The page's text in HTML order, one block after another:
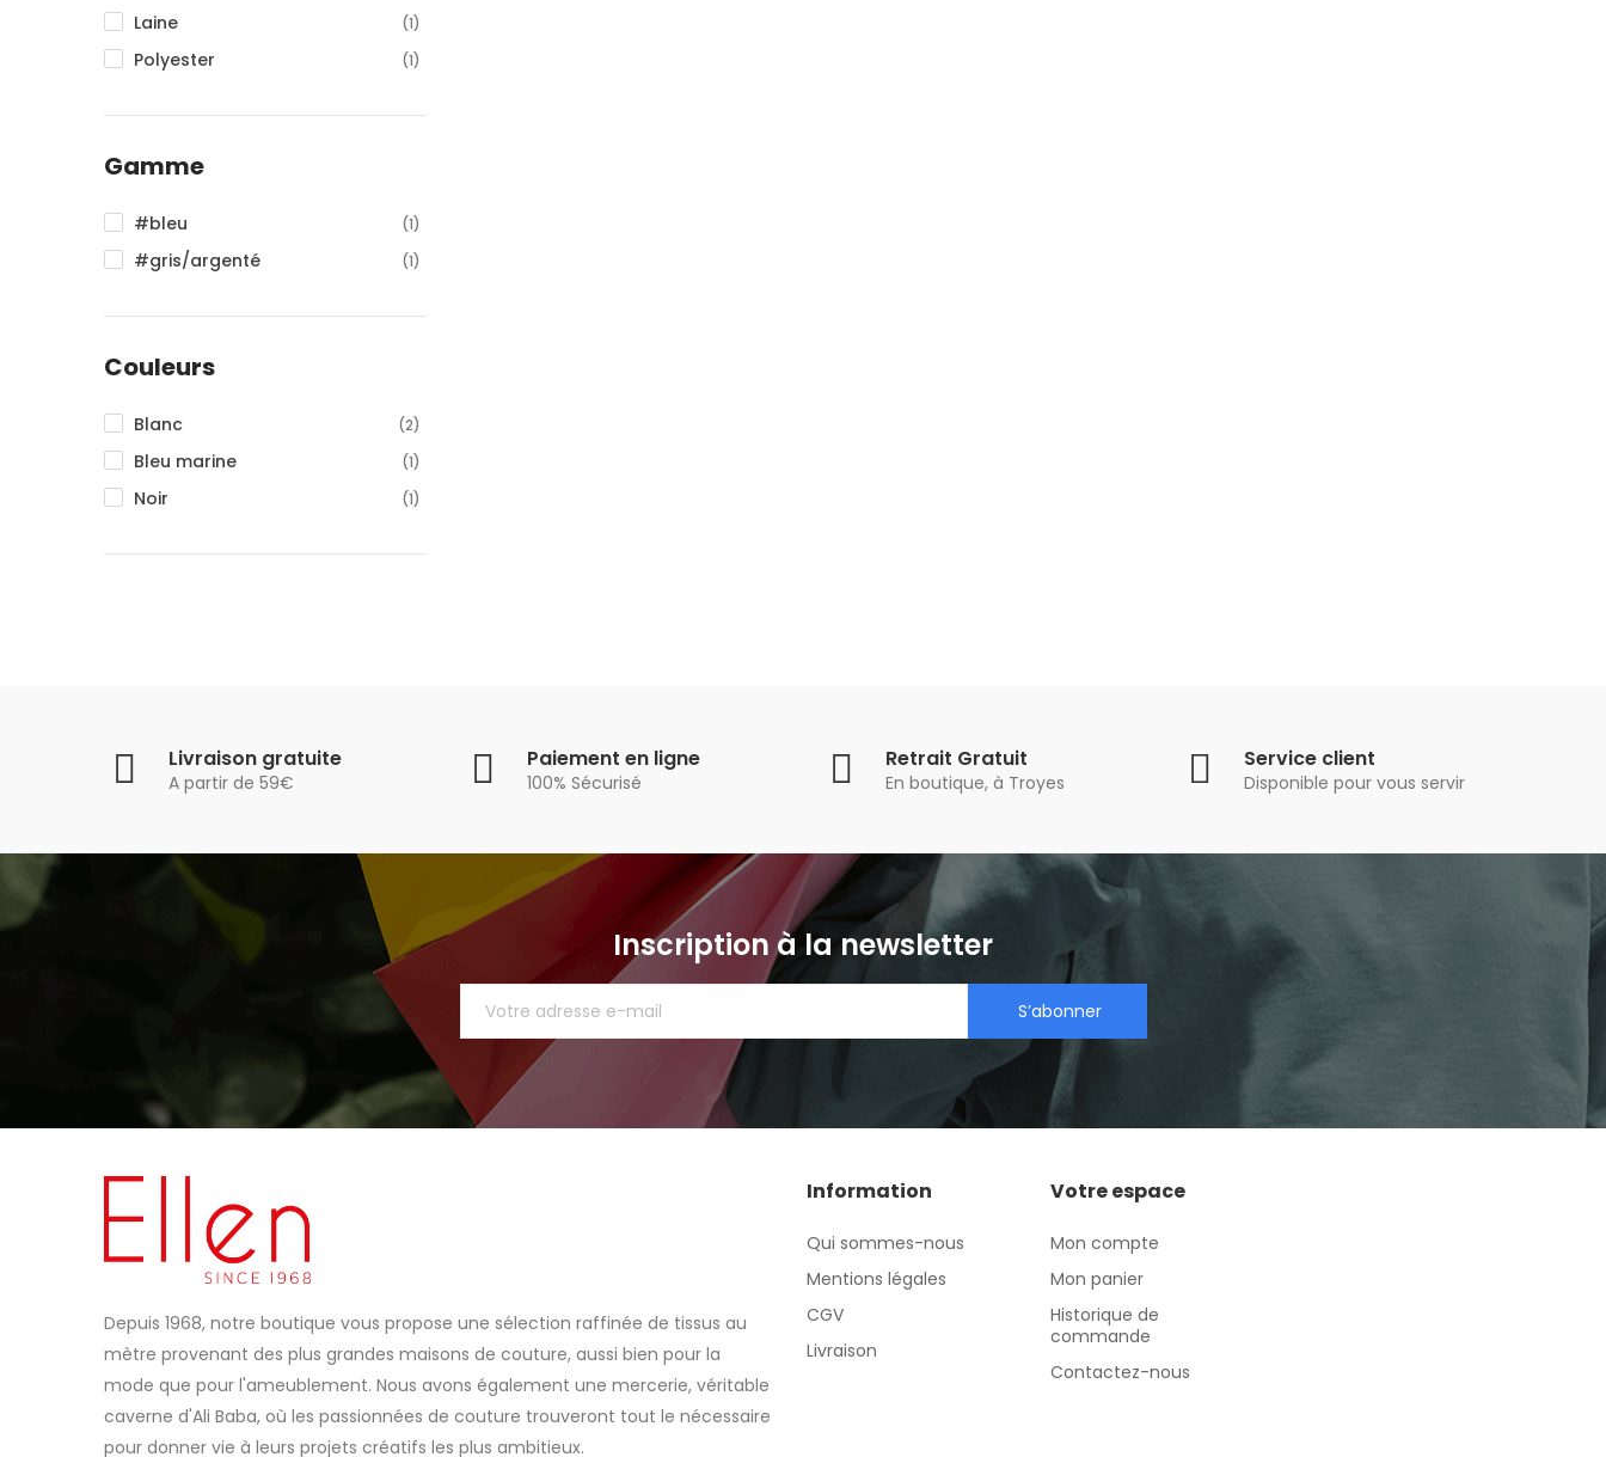
Laine (1)
Polyester (1)
Gamme
#bleu (1)
#gris/argenté (1)
Couleurs
Blanc (2)
Bleu marine (1)
Noir (1)
Livraison gratuite
A partir de 59€
Paiement en ligne
100% Sécurisé
Retrait Gratuit
En boutique, à Troyes
Service client
Disponible pour vous servir
Inscription à la newsletter
S’abonner
Depuis 1968, notre boutique vous propose une sélection raffinée de tissus au
mètre provenant des plus grandes maisons de couture, aussi bien pour la
mode que pour l'ameublement. Nous avons également une mercerie, véritable
caverne d'Ali Baba, où les passionnées de couture trouveront tout le nécessaire
pour donner vie à leurs projets créatifs les plus ambitieux.
Information
Qui sommes-nous
Mentions légales
CGV
Livraison
Votre espace
Mon compte
Mon panier
Historique de
commande
Contactez-nous